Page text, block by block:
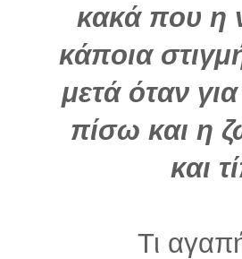
κακά που η
κάποια
μετά όταν
πίσω και η
και
Τι